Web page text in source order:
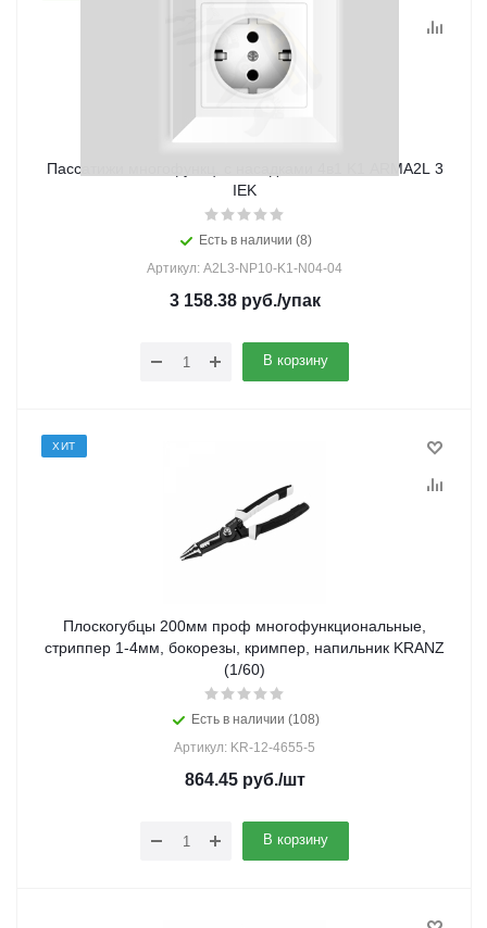
Пассатижи многофункц. с насадками 4в1 K1 ARMA2L 3
IEK
Есть в наличии (8)
Артикул: A2L3-NP10-K1-N04-04
3 158.38руб./упак
В корзину
ХИТ
Плоскогубцы 200мм проф многофункциональные,
стриппер 1-4мм, бокорезы, кримпер, напильник KRANZ
(1/60)
Есть в наличии (108)
Артикул: KR-12-4655-5
864.45руб./шт
В корзину